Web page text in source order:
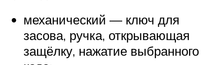
механический — ключ для
засова, ручка, открывающая
защёлку, нажатие выбранного